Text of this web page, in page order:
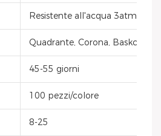
Resistente all'acqua 3atm
Quadrante, Corona,
45-55 giorni
100 pezzi/colore
8-25